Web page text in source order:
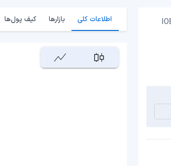
اطلاعات کلی بازارها کیف پول‌ها